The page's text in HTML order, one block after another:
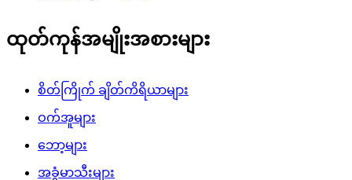
ထုတ်ကုန်အမျိုးအစားများ
စိတ်ကြိုက် ချိတ်ကိရိယာများ
ဝက်အူများ
ဘော့များ
အခွံမာသီးများ